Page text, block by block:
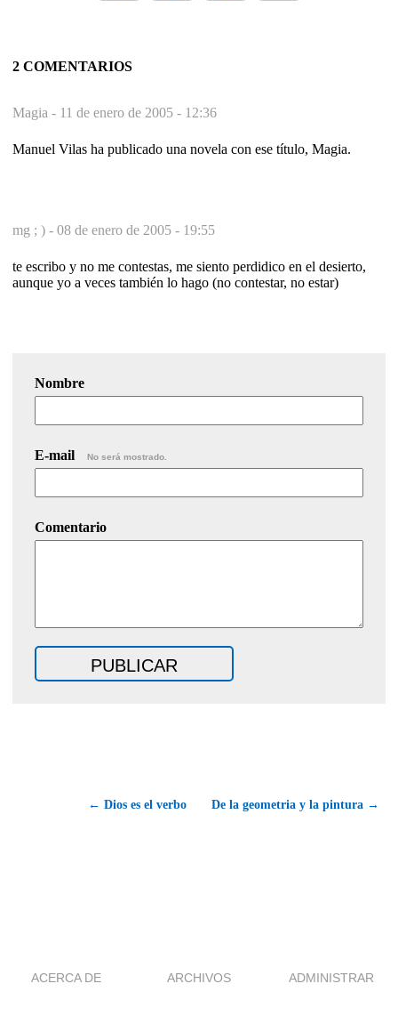
2 COMENTARIOS
Magia - 11 de enero de 2005 - 12:36
Manuel Vilas ha publicado una novela con ese título, Magia.
mg ; ) - 08 de enero de 2005 - 19:55
te escribo y no me contestas, me siento perdidico en el desierto,
aunque yo a veces también lo hago (no contestar, no estar)
Nombre
E-mail No será mostrado.
Comentario
← Dios es el verbo De la geometria y la pintura →
ACERCA DE ARCHIVOS ADMINISTRAR